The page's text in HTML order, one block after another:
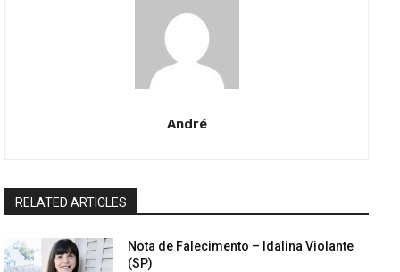
André
RELATED ARTICLES
Nota de Falecimento – Idalina Violante
(SP)